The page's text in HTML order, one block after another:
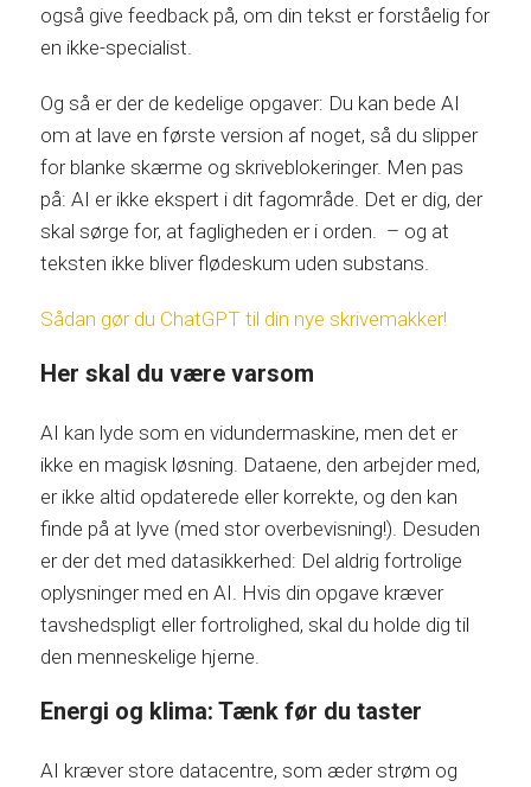
også give feedback på, om din tekst er forståelig for
en ikke-specialist.
Og så er der de kedelige opgaver: Du kan bede AI
om at lave en første version af noget, så du slipper
for blanke skærme og skriveblokeringer. Men pas
på: AI er ikke ekspert i dit fagområde. Det er dig, der
skal sørge for, at fagligheden er i orden. – og at
teksten ikke bliver flødeskum uden substans.
Sådan gør du ChatGPT til din nye skrivemakker!
Her skal du være varsom
AI kan lyde som en vidundermaskine, men det er
ikke en magisk løsning. Dataene, den arbejder med,
er ikke altid opdaterede eller korrekte, og den kan
finde på at lyve (med stor overbevisning!). Desuden
er der det med datasikkerhed: Del aldrig fortrolige
oplysninger med en AI. Hvis din opgave kræver
tavshedspligt eller fortrolighed, skal du holde dig til
den menneskelige hjerne.
Energi og klima: Tænk før du taster
AI kræver store datacentre, som æder strøm og